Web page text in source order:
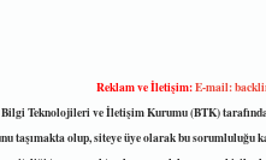
Reklam ve İletişim:E-mail:
Bilgi Teknolojileri ve İletişim Kurumu (BTK)
olup, siteye üye olarak bu sorumluluğu